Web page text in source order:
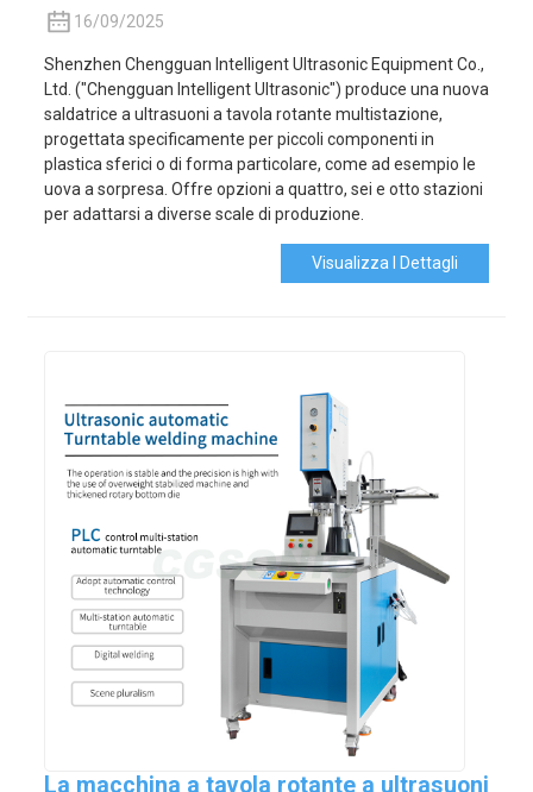
16/09/2025
Shenzhen Chengguan Intelligent Ultrasonic Equipment Co.,
Ltd. ("Chengguan Intelligent Ultrasonic") produce una nuova
saldatrice a ultrasuoni a tavola rotante multistazione,
progettata specificamente per piccoli componenti in
plastica sferici o di forma particolare, come ad esempio le
uova a sorpresa. Offre opzioni a quattro, sei e otto stazioni
per adattarsi a diverse scale di produzione.
Visualizza I Dettagli
La macchina a tavola rotante a ultrasuoni